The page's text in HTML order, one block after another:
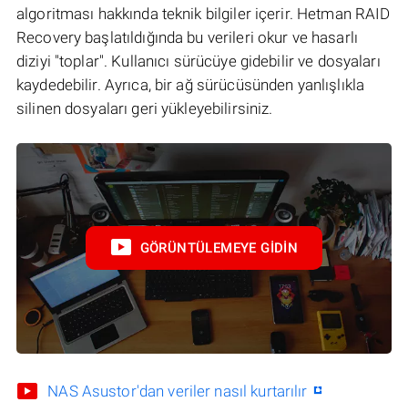
algoritması hakkında teknik bilgiler içerir. Hetman RAID
Recovery başlatıldığında bu verileri okur ve hasarlı
diziyi "toplar". Kullanıcı sürücüye gidebilir ve dosyaları
kaydedebilir. Ayrıca, bir ağ sürücüsünden yanlışlıkla
silinen dosyaları geri yükleyebilirsiniz.
GÖRÜNTÜLEMEYE GIDIN
NAS Asustor'dan veriler nasıl kurtarılır